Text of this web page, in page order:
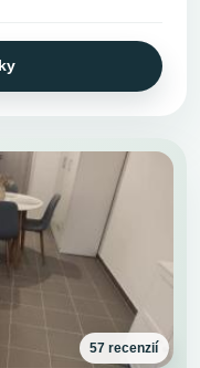
57 recenzií